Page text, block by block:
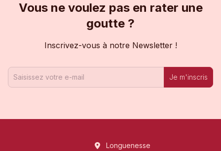
Vous ne voulez pas en rater une
goutte ?
Inscrivez-vous à notre Newsletter !
Je m'inscris
Longuenesse